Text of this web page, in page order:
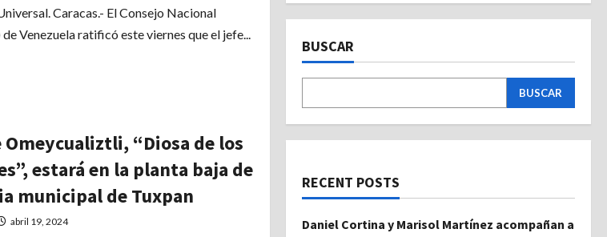
Caracas.- El Consejo Nacional
Venezuela ratificó este viernes que el jefe...
Omeycualiztli, “Diosa de los
estará en la planta baja de
municipal de Tuxpan
abril 19, 2024
BUSCAR
BUSCAR
RECENT POSTS
Daniel Cortina y Marisol Martínez acompañan a